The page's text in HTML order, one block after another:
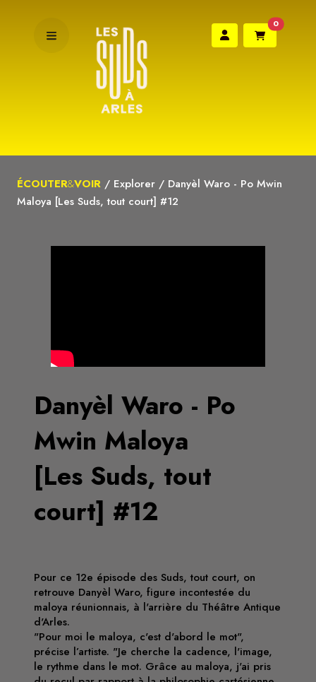
0
ÉCOUTER&VOIR / Explorer / Danyèl Waro - Po Mwin
Maloya [Les Suds, tout court] #12
Danyèl Waro - Po
Mwin Maloya
[Les Suds, tout
court] #12
Pour ce 12e épisode des Suds, tout court, on
retrouve Danyèl Waro, figure incontestée du
maloya réunionnais, à l'arrière du Théâtre Antique
d'Arles.
"Pour moi le maloya, c'est d'abord le mot",
précise l’artiste. "Je cherche la cadence, l'image,
le rythme dans le mot. Grâce au maloya, j'ai pris